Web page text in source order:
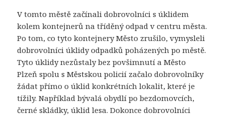
V tomto městě začínali dobrovolníci s úklidem
kolem kontejnerů na tříděný odpad v centru města.
Po tom, co tyto kontejnery Město zrušilo, vymysleli
dobrovolníci úklidy odpadků poházených po městě.
Tyto úklidy nezůstaly bez povšimnutí a Město
Plzeň spolu s Městskou policií začalo dobrovolníky
žádat přímo o úklid konkrétních lokalit, které je
tížily. Například bývalá obydlí po bezdomovcích,
černé skládky, úklid lesa. Dokonce dobrovolníci